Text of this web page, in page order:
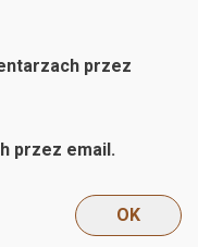
przez
przez email.